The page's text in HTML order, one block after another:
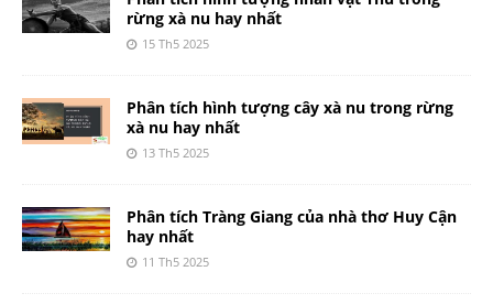
rừng xà nu hay nhất
15 Th5 2025
Phân tích hình tượng cây xà nu trong rừng
xà nu hay nhất
13 Th5 2025
Phân tích Tràng Giang của nhà thơ Huy Cận
hay nhất
11 Th5 2025